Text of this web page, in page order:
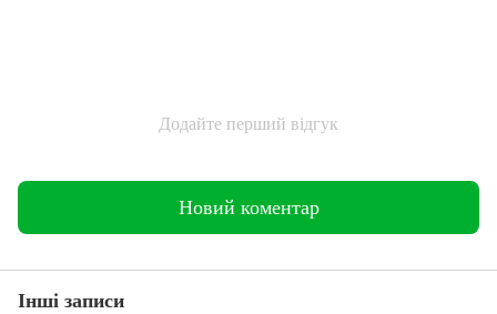
Додайте перший відгук
Новий коментар
Інші записи